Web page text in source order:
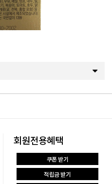
회원전용혜택
쿠폰 받기
적립금 받기